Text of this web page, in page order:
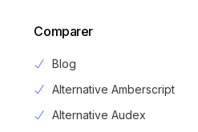
Comparer
Blog
Alternative Amberscript
Alternative Audex